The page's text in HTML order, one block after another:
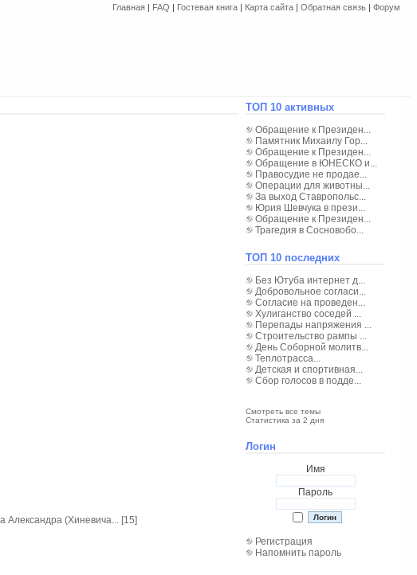
Главная | FAQ | Гостевая книга | Карта сайта | Обратная связь | Форум
Александра (Хиневича... [15]
ТОП 10 активных
Обращение к Президен...
Памятник Михаилу Гор...
Обращение к Президен...
Обращение в ЮНЕСКО и...
Правосудие не продае...
Операции для животны...
За выход Ставропольс...
Юрия Шевчука в прези...
Обращение к Президен...
Трагедия в Сосновобо...
ТОП 10 последних
Без Ютуба интернет д...
Добровольное согласи...
Согласие на проведен...
Хулиганство соседей ...
Перепады напряжения ...
Строительство рампы ...
День Соборной молитв...
Теплотрасса...
Детская и спортивная...
Сбор голосов в подде...
Смотреть все темы
Статистика за 2 дня
Логин
Имя
Пароль
Регистрация
Напомнить пароль